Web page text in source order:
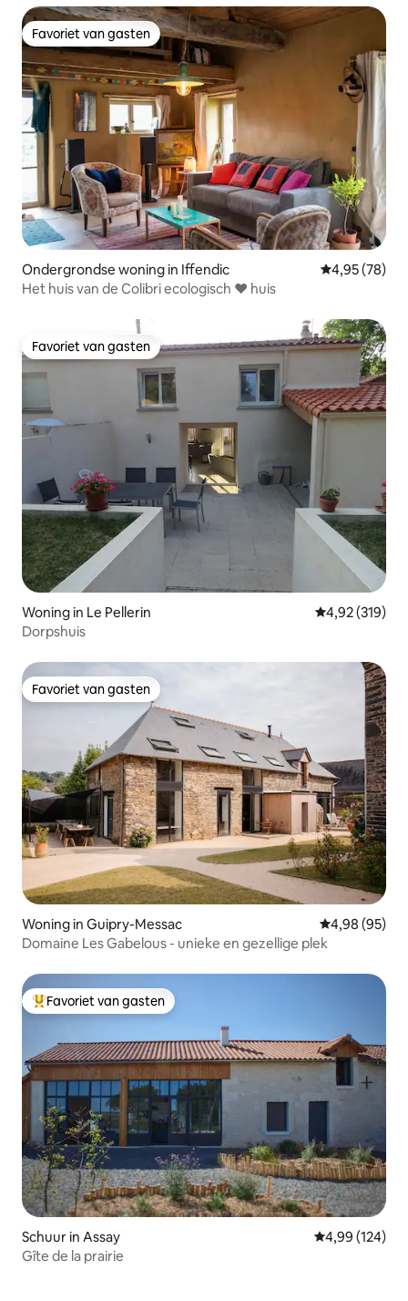
Favoriet van gasten
Favoriet van gasten
Ondergrondse woning in Iffendic Gemiddelde
4,95 (78)
Het huis van de Colibri ecologisch ❤️ huis
Favoriet van gasten
Favoriet van gasten
Woning in Le Pellerin Gemiddelde
4,92 (319)
Dorpshuis
Favoriet van gasten
Favoriet van gasten
Woning in Guipry-Messac Gemiddelde
4,98 (95)
Domaine Les Gabelous - unieke en gezellige plek
Topfavoriet van gasten
Favoriet van gasten
Schuur in Assay Gemiddelde
4,99 (124)
Gîte de la prairie